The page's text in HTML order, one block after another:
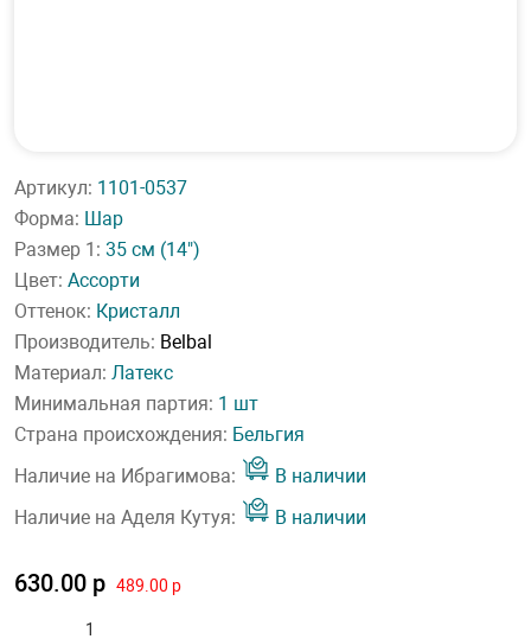
Артикул: 1101-0537
Форма: Шар
Размер 1: 35 см (14")
Цвет: Ассорти
Оттенок: Кристалл
Производитель: Belbal
Материал: Латекс
Минимальная партия: 1 шт
Страна происхождения: Бельгия
Наличие на Ибрагимова:
В наличии
Наличие на Аделя Кутуя:
В наличии
630.00 р 489.00 р